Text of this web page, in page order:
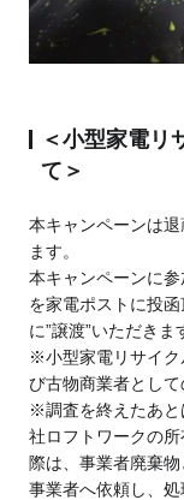
＜小型家電リ
て＞
本キャンペーンは
ます。
本キャンペーンに
を家電ポストに投
に”譲渡”いただきま
※小型家電リサイク
び古物商業者として
※調査を終えたあと
社ロフトワークの
際は、事業者廃棄
事業者へ依頼し、処